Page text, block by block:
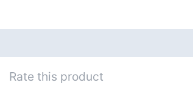
Rate this product